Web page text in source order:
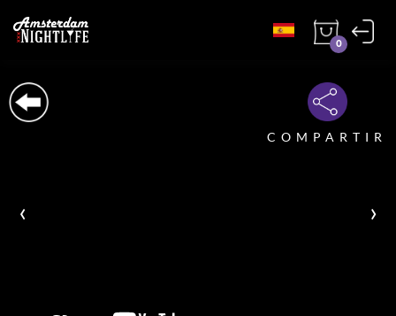
0
COMPARTIR
‹ ›